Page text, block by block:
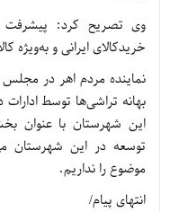
وی تصریح کرد: پیشرفت
خریدکالای ایرانی و
نماینده مردم اهر در مجلس
بهانه تراشی‌ها توسط
این شهرستان با عنوان
توسعه در این شهرستان
موضوع را نداریم.
انتهای پیام/